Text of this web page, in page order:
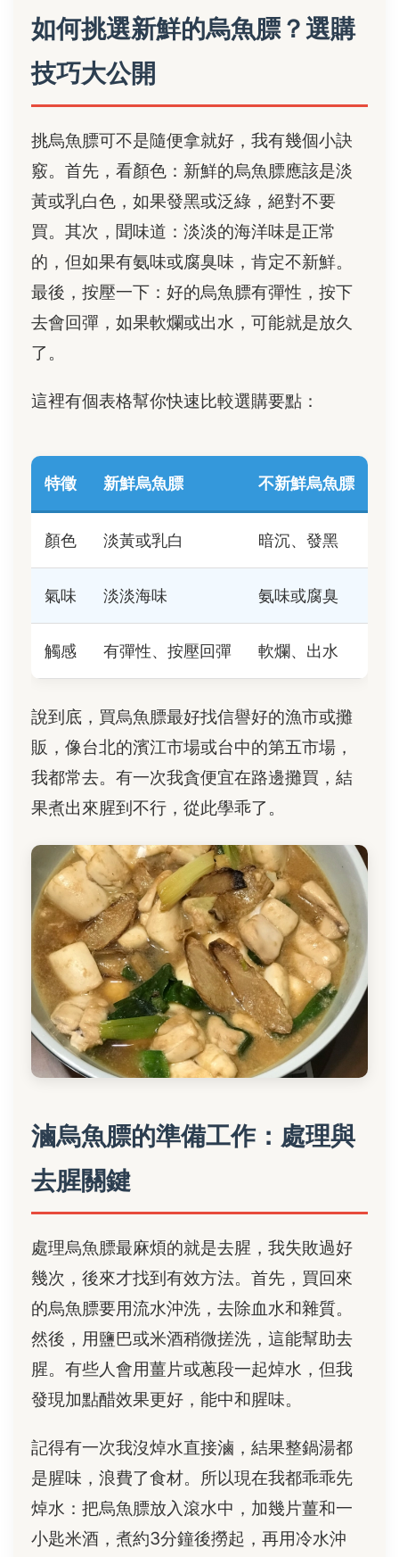
如何挑選新鮮的烏魚膘？選購
技巧大公開
挑烏魚膘可不是隨便拿就好，我有幾個小訣
竅。首先，看顏色：新鮮的烏魚膘應該是淡
黃或乳白色，如果發黑或泛綠，絕對不要
買。其次，聞味道：淡淡的海洋味是正常
的，但如果有氨味或腐臭味，肯定不新鮮。
最後，按壓一下：好的烏魚膘有彈性，按下
去會回彈，如果軟爛或出水，可能就是放久
了。
這裡有個表格幫你快速比較選購要點：
特徵 新鮮烏魚膘 不新鮮烏魚膘
顏色 淡黃或乳白 暗沉、發黑
氣味 淡淡海味 氨味或腐臭
觸感 有彈性、按壓回彈 軟爛、出水
說到底，買烏魚膘最好找信譽好的漁市或攤
販，像台北的濱江市場或台中的第五市場，
我都常去。有一次我貪便宜在路邊攤買，結
果煮出來腥到不行，從此學乖了。
滷烏魚膘的準備工作：處理與
去腥關鍵
處理烏魚膘最麻煩的就是去腥，我失敗過好
幾次，後來才找到有效方法。首先，買回來
的烏魚膘要用流水沖洗，去除血水和雜質。
然後，用鹽巴或米酒稍微搓洗，這能幫助去
腥。有些人會用薑片或蔥段一起焯水，但我
發現加點醋效果更好，能中和腥味。
記得有一次我沒焯水直接滷，結果整鍋湯都
是腥味，浪費了食材。所以現在我都乖乖先
焯水：把烏魚膘放入滾水中，加幾片薑和一
小匙米酒，煮約3分鐘後撈起，再用冷水沖